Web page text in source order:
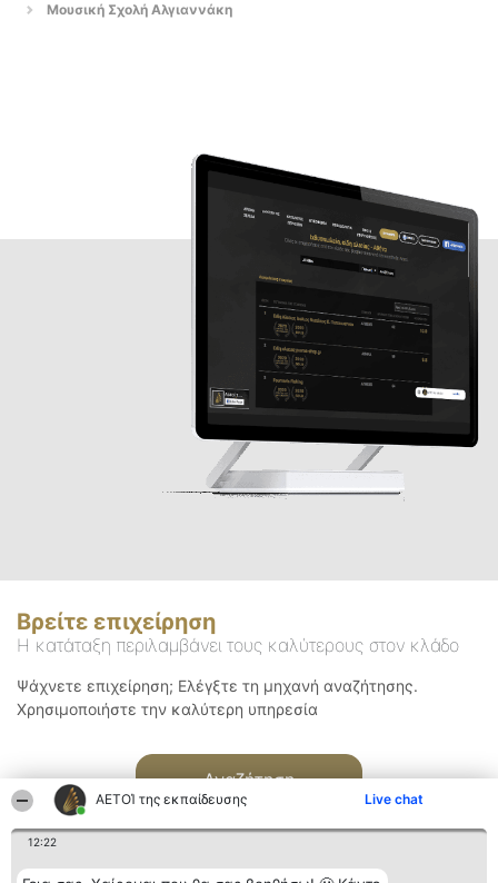
ΑΕΤΟΊ της εκπαίδευσης Live chat
12:22
Μουσική Σχολή Αλγιαννάκη
Βρείτε επιχείρηση
Η κατάταξη περιλαμβάνει τους καλύτερους στον κλάδο
Ψάχνετε επιχείρηση; Ελέγξτε τη μηχανή αναζήτησης.
Χρησιμοποιήστε την καλύτερη υπηρεσία
Αναζήτηση